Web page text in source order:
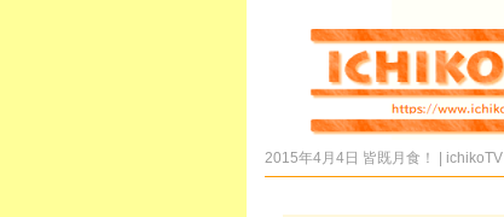
2015年4月4日 皆既月食！ | ichikoTV